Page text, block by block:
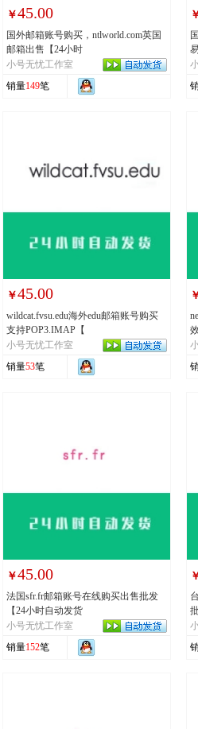
￥45.00
国外邮箱账号购买，ntlworld.com英国
邮箱出售【24小时
小号无忧工作室
销量149笔
￥45.00
wildcat.fvsu.edu海外edu邮箱账号购买
支持POP3.IMAP【
小号无忧工作室
销量53笔
￥45.00
法国sfr.fr邮箱账号在线购买出售批发
【24小时自动发货
小号无忧工作室
销量152笔